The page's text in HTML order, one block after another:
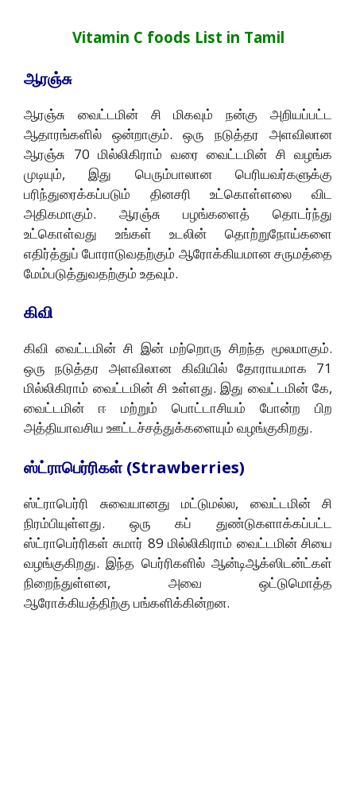
Vitamin C foods List in Tamil
ஆரஞ்சு
ஆரஞ்சு வைட்டமின் சி மிகவும் நன்கு அறியப்பட்ட
ஆதாரங்களில் ஒன்றாகும். ஒரு நடுத்தர அளவிலான
ஆரஞ்சு 70 மில்லிகிராம் வரை வைட்டமின் சி வழங்க
முடியும், இது பெரும்பாலான பெரியவர்களுக்கு
பரிந்துரைக்கப்படும் தினசரி உட்கொள்ளலை விட
அதிகமாகும். ஆரஞ்சு பழங்களைத் தொடர்ந்து
உட்கொள்வது உங்கள் உடலின் தொற்றுநோய்களை
எதிர்த்துப் போராடுவதற்கும் ஆரோக்கியமான சருமத்தை
மேம்படுத்துவதற்கும் உதவும்.
கிவி
கிவி வைட்டமின் சி இன் மற்றொரு சிறந்த மூலமாகும்.
ஒரு நடுத்தர அளவிலான கிவியில் தோராயமாக 71
மில்லிகிராம் வைட்டமின் சி உள்ளது. இது வைட்டமின் கே,
வைட்டமின் ஈ மற்றும் பொட்டாசியம் போன்ற பிற
அத்தியாவசிய ஊட்டச்சத்துக்களையும் வழங்குகிறது.
ஸ்ட்ராபெர்ரிகள் (Strawberries)
ஸ்ட்ராபெர்ரி சுவையானது மட்டுமல்ல, வைட்டமின் சி
நிரம்பியுள்ளது. ஒரு கப் துண்டுகளாக்கப்பட்ட
ஸ்ட்ராபெர்ரிகள் சுமார் 89 மில்லிகிராம் வைட்டமின் சியை
வழங்குகிறது. இந்த பெர்ரிகளில் ஆன்டிஆக்ஸிடன்ட்கள்
நிறைந்துள்ளன, அவை ஒட்டுமொத்த
ஆரோக்கியத்திற்கு பங்களிக்கின்றன.